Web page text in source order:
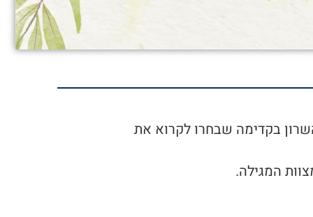
המצווה, כיתה ו'2 מבית הספר ניצני השרון בקדימה שבחרו לקרוא את
המגילה.